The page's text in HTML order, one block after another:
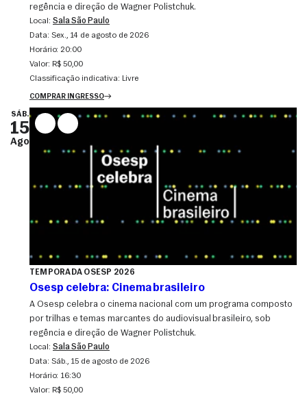
regência e direção de Wagner Polistchuk.
Local: Sala São Paulo
Data:
sex., 14 de agosto de 2026
Horário: 20:00
Valor: R$ 50,00
Classificação indicativa: Livre
COMPRAR INGRESSO
SÁB.
15
Ago
TEMPORADA OSESP 2026
Osesp celebra: Cinema brasileiro
A Osesp celebra o cinema nacional com um programa composto
por trilhas e temas marcantes do audiovisual brasileiro, sob
regência e direção de Wagner Polistchuk.
Local: Sala São Paulo
Data:
sáb., 15 de agosto de 2026
Horário: 16:30
Valor: R$ 50,00